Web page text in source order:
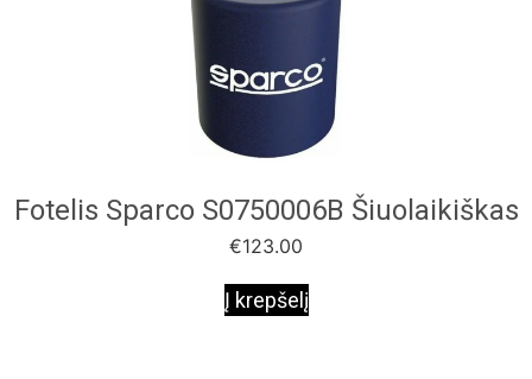
Fotelis Sparco S0750006B Šiuolaikiškas
€123.00
Į krepšelį